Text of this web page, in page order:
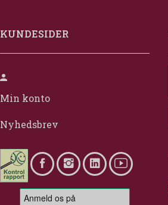
KUNDESIDER
Min konto
Nyhedsbrev